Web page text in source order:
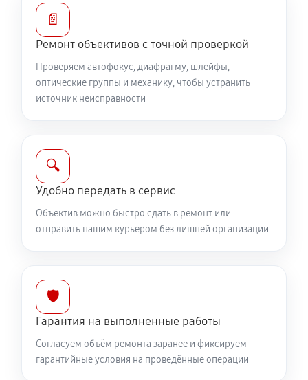
Устранение механических повреждений
Ремонт электроники объектива Canon EF 24-70mm
f/4L IS USM
810 руб
Ремонт передней линзы объектива
720 руб 60 минут
Ремонт кольца зуммирования
360 руб 60 минут
Разблокировка заклинивания
📄
Ремонт объективов с точной проверкой
Проверяем автофокус, диафрагму, шлейфы,
оптические группы и механику, чтобы устранить
источник неисправности
🔍
Удобно передать в сервис
Объектив можно быстро сдать в ремонт или
отправить нашим курьером без лишней организации
🛡️
Гарантия на выполненные работы
Согласуем объём ремонта заранее и фиксируем
гарантийные условия на проведённые операции